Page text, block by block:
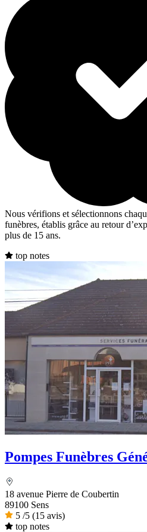
Nous vérifions et sélectionnons
funèbres, établis grâce au retour
plus de 15 ans.
top notes
Pompes Funèbres
18 avenue Pierre de Coubertin
89100 Sens
5 /5 (15 avis)
top notes